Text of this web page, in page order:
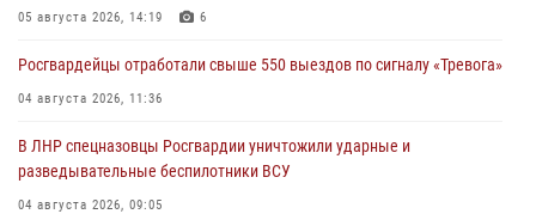
05 августа 2026, 14:19 6
Росгвардейцы отработали свыше 550 выездов по сигналу «Тревога»
04 августа 2026, 11:36
В ЛНР спецназовцы Росгвардии уничтожили ударные и
разведывательные беспилотники ВСУ
04 августа 2026, 09:05